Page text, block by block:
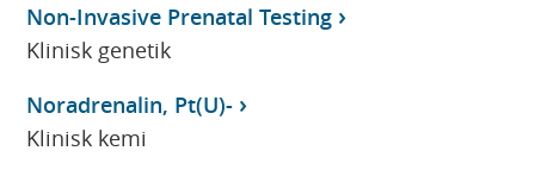
Non-Invasive Prenatal Testing
Klinisk genetik
Noradrenalin, Pt(U)-
Klinisk kemi